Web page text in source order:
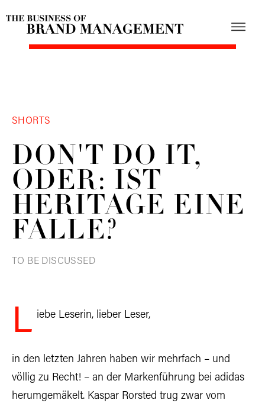
SHORTS
DON'T DO IT,
ODER: IST
HERITAGE EINE
FALLE?
TO BE DISCUSSED
L iebe Leserin, lieber Leser,
in den letzten Jahren haben wir mehrfach – und
völlig zu Recht! – an der Markenführung bei adidas
herumgemäkelt. Kaspar Rorsted trug zwar vom